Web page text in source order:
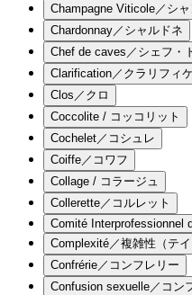
Champagne Viticole／シ
Chardonnay／シャルドネ
Chef de caves／シェフ・
Clarification／クラリフィ
Clos／クロ
Coccolite / コッコリット
Cochelet／コシュレ
Coiffe／コワフ
Collage / コラージュ
Collerette／コルレット
Comité Interprofessionnel
Complexité／複雑性（テイ
Confrérie／コンフレリー
Confusion sexuelle／コン